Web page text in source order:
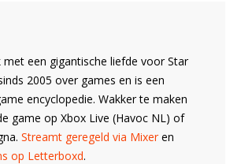
met een gigantische liefde voor Star
2005 over games en is een
encyclopedie. Wakker te maken
game op Xbox Live (Havoc NL) of
Streamt geregeld via Mixeren
op Letterboxd.